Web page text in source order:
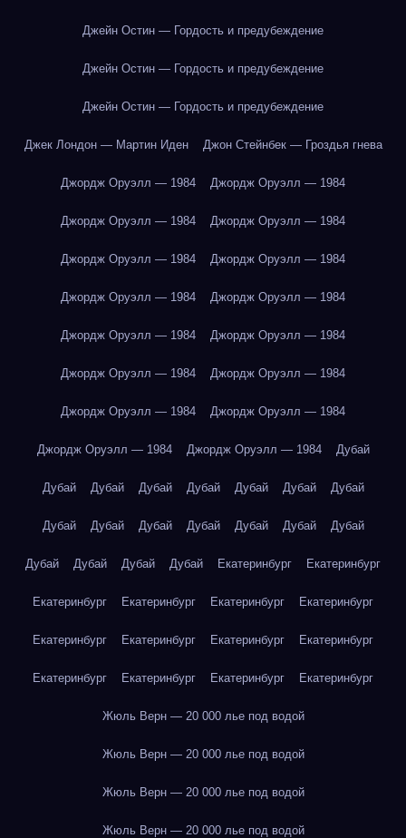
Джейн Остин — Гордость и предубеждение
Джейн Остин — Гордость и предубеждение
Джейн Остин — Гордость и предубеждение
Джек Лондон — Мартин Иден Джон Стейнбек — Гроздья гнева
Джордж Оруэлл — 1984 Джордж Оруэлл — 1984
Джордж Оруэлл — 1984 Джордж Оруэлл — 1984
Джордж Оруэлл — 1984 Джордж Оруэлл — 1984
Джордж Оруэлл — 1984 Джордж Оруэлл — 1984
Джордж Оруэлл — 1984 Джордж Оруэлл — 1984
Джордж Оруэлл — 1984 Джордж Оруэлл — 1984
Джордж Оруэлл — 1984 Джордж Оруэлл — 1984
Джордж Оруэлл — 1984 Джордж Оруэлл — 1984 Дубай
Дубай Дубай Дубай Дубай Дубай Дубай Дубай
Дубай Дубай Дубай Дубай Дубай Дубай Дубай
Дубай Дубай Дубай Дубай Екатеринбург Екатеринбург
Екатеринбург Екатеринбург Екатеринбург Екатеринбург
Екатеринбург Екатеринбург Екатеринбург Екатеринбург
Екатеринбург Екатеринбург Екатеринбург Екатеринбург
Жюль Верн — 20 000 лье под водой
Жюль Верн — 20 000 лье под водой
Жюль Верн — 20 000 лье под водой
Жюль Верн — 20 000 лье под водой